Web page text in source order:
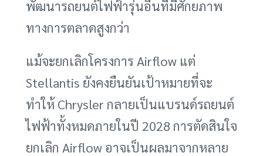
พัฒนารถยนต์ไฟฟ้ารุ่นอื่นที่มีศักยภาพ
ทางการตลาดสูงกว่า
แม้จะยกเลิกโครงการ Airflow แต่
Stellantis ยังคงยืนยันเป้าหมายที่จะ
ทำให้ Chrysler กลายเป็นแบรนด์รถยนต์
ไฟฟ้าทั้งหมดภายในปี 2028 การตัดสินใจ
ยกเลิก Airflow อาจเป็นผลมาจากหลาย